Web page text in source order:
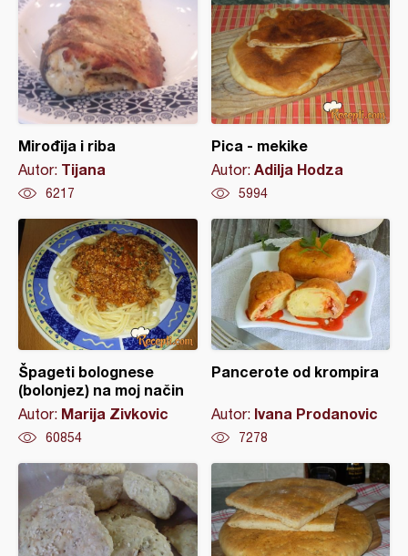
Mirođija i riba
Autor: Tijana
6217
Pica - mekike
Autor: Adilja Hodza
5994
Špageti bolognese
(bolonjez) na moj način
Autor: Marija Zivkovic
60854
Pancerote od krompira
Autor: Ivana Prodanovic
7278